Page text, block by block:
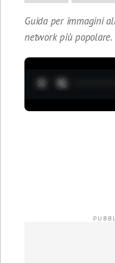
Guida per immagini
network più popolare.